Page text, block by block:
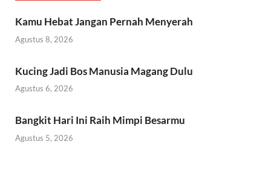
Kamu Hebat Jangan Pernah Menyerah
Agustus 8, 2026
Kucing Jadi Bos Manusia Magang Dulu
Agustus 6, 2026
Bangkit Hari Ini Raih Mimpi Besarmu
Agustus 5, 2026